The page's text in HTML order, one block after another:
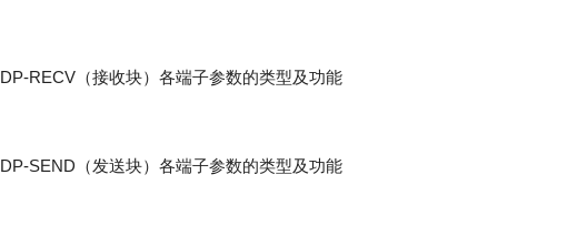
DP-RECV（接收块）各端子参数的类型及功能
DP-SEND（发送块）各端子参数的类型及功能